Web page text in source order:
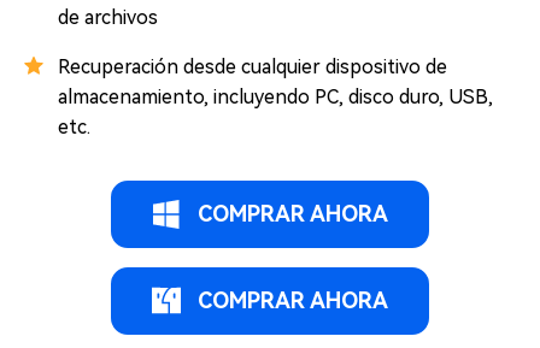
de archivos
Recuperación desde cualquier dispositivo de
almacenamiento, incluyendo PC, disco duro, USB,
etc.
COMPRAR AHORA
COMPRAR AHORA